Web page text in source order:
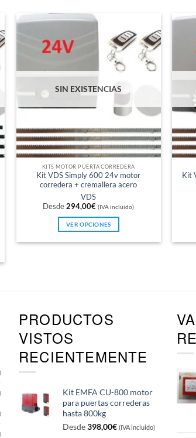
SIN EXISTENCIAS
KITS MOTOR PUERTA CORREDERA
Kit VDS Simply 600 24v motor
corredera + cremallera acero
VDS
Desde 294,00€ (IVA incluido)
VER OPCIONES
se
en
la
de
producto
Kit
PRODUCTOS
VISTOS
RECIENTEMENTE
Kit EMFA CU-800 motor
para puertas correderas
hasta 800kg
Desde398,00€ (IVA incluido)